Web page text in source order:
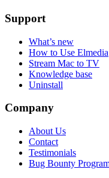
Support
What’s new
How to Use Elmedia
Stream Mac to TV
Knowledge base
Uninstall
Company
About Us
Contact
Testimonials
Bug Bounty